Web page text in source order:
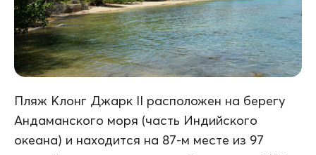
Пляж Клонг Джарк II расположен на берегу
Андаманского моря (часть Индийского
океана) и находится на 87-м месте из 97